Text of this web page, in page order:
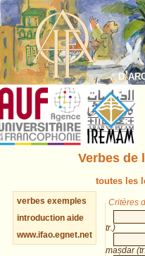
Verbes de
toutes les
verbes exemples
introduction aide
www.ifao.egnet.net
Critères
tr.)
maṣdar